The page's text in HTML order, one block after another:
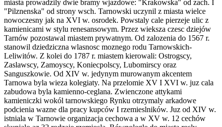
miasta prowadzily dwie bramy wjazdowe: "Krakowska" od zach. I
"Pilznenska" od strony wsch. Tarnowski uczynil z miasta wielce
nowoczesny jak na XVI w. osrodek. Powstaly cale pierzeje ulic z
kamienicami w stylu renesansowym. Przez wieksza czesc dziejów
Tarnów pozostawal miastem prywatnym. Od zalozenia do 1567 r.
stanowil dziedziczna wlasnosc moznego rodu Tarnowskich-
Leliwitów. Z kolei do 1787 r. miastem kierowali: Ostrogscy,
Zaslawscy, Zamoyscy, Koniecpolscy, Lubomirscy oraz
Sanguszkowie. Od XIV w. jedynym murowanym akcentem
Tarnowa byla wieza kolegiaty. Na przelomie XV I XVI w. juz cala
zabudowa byla kamienno-ceglana. Zwienczone attykami
kamieniczki wokól tarnowskiego Rynku otrzymaly arkadowe
podcienia wazne dla pracy kupców I rzemieslników. Juz od XIV w.
istniala w Tarnowie organizacja cechowa a w XV w. 12 cechów